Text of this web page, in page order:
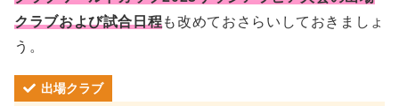
クラブおよび試合日程も改めておさらいしておきましょ
う。
出場クラブ